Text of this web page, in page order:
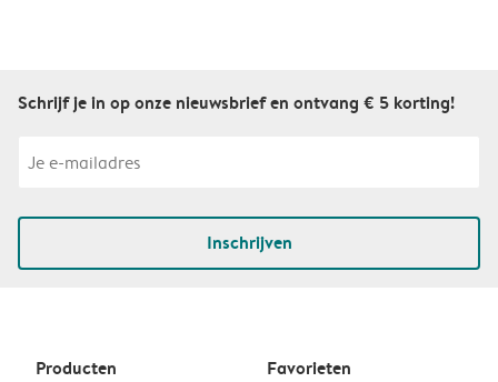
Schrijf je in op onze nieuwsbrief en ontvang € 5 korting!
Inschrijven
Producten Favorieten